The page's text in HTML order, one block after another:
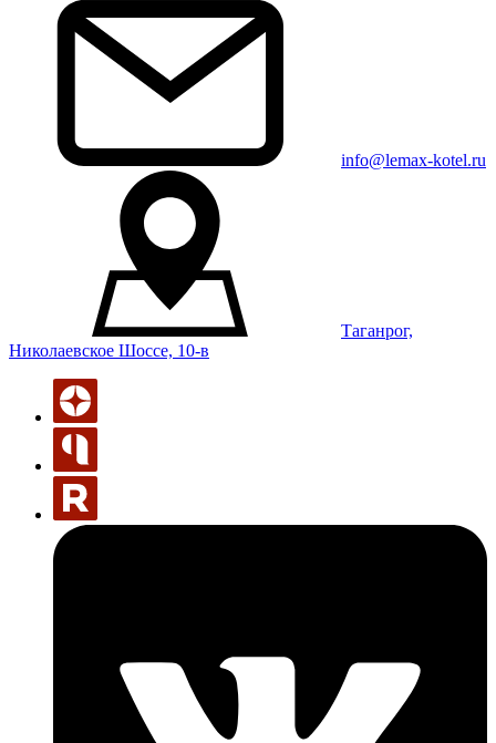
info@lemax-kotel.ru
Таганрог,
Николаевское Шоссе, 10-в